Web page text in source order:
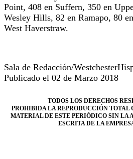
Point, 408 en Suffern, 350 en
Wesley Hills, 82 en Ramapo, 80
West Haverstraw.
Sala de Redacción/
Publicado el 02 de Marzo 2018
TODOS LOS DERECHOS
PROHIBIDA LA REPRODUCCIÓN TOTAL
MATERIAL DE ESTE PERIÓDICO SIN LA
ESCRITA DE LA